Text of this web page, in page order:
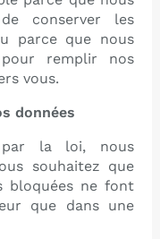
conserver les
parce que nous
remplir nos
vous.
données
par la loi, nous
souhaitez que
bloquées ne font
que dans une